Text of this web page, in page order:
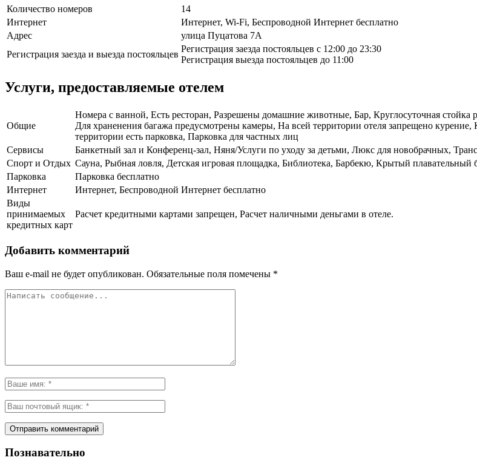
Количество номеров
14
Интернет
Интернет, Wi-Fi, Беспроводной Интернет бесплатно
Адрес
улица Пуцатова 7A
Регистрация заезда и выезда постояльцев
Регистрация заезда постояльцев с 12:00 до 23:30
Регистрация выезда постояльцев до 11:00
Услуги, предоставляемые отелем
Общие
Номера с ванной, Есть ресторан, Разрешены домашние животные, Бар, Круглосуточная
Для храненения багажа предусмотрены камеры, На всей территории отеля запрещено
территории есть парковка, Парковка для частных лиц
Сервисы
Банкетный зал и Конференц-зал, Няня/Услуги по уходу за детьми, Люкс для новобрачных,
Спорт и Отдых Сауна, Рыбная ловля, Детская игровая площадка, Библиотека, Барбекю, Крытый плавательный
Парковка
Парковка бесплатно
Интернет
Интернет, Беспроводной Интернет бесплатно
Виды
принимаемых
кредитных карт
Расчет кредитными картами запрещен, Расчет наличными деньгами в отеле.
Добавить комментарий
Ваш e-mail не будет опубликован. Обязательные поля помечены *
Познавательно